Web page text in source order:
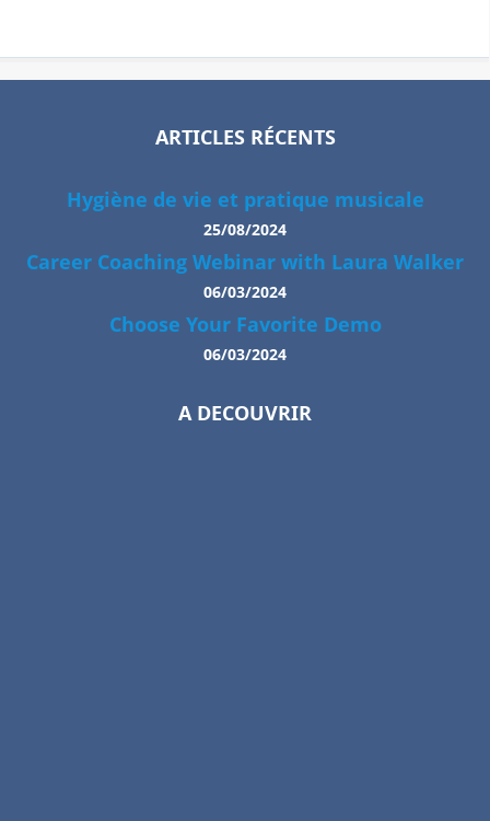
ARTICLES RÉCENTS
Hygiène de vie et pratique musicale
25/08/2024
Career Coaching Webinar with Laura Walker
06/03/2024
Choose Your Favorite Demo
06/03/2024
A DECOUVRIR